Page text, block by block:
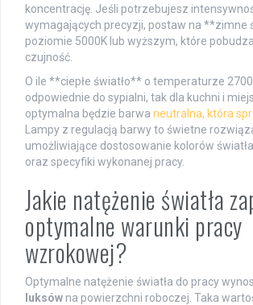
koncentrację. Jeśli potrzebujesz
wymagających precyzji, postaw na **zimne
poziomie 5000K lub wyższym, które
czujność.
O ile **ciepłe światło** o temperaturze
odpowiednie do sypialni, tak dla kuchni i
optymalna będzie barwa neutralna, która
Lampy z regulacją barwy to świetne
umożliwiające dostosowanie kolorów
oraz specyfiki wykonanej pracy.
Jakie natężenie światła
optymalne warunki pracy
wzrokowej?
Optymalne natężenie światła do pracy
luksów na powierzchni roboczej. Taka